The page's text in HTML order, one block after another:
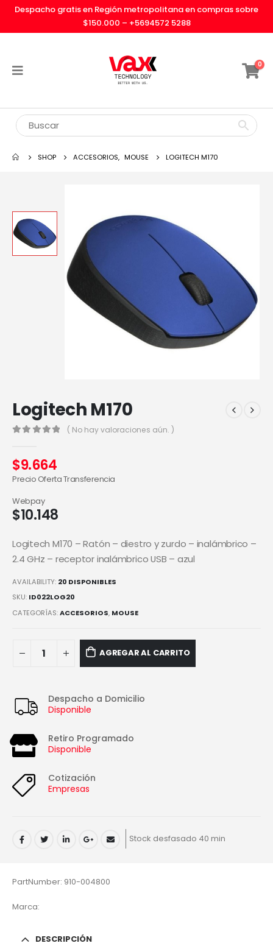
Despacho gratis en Región metropolitana en compras sobre
$150.000 – +5694572 5288
0
SHOP ACCESORIOS, MOUSE LOGITECH M170
Logitech M170
( No hay valoraciones aún. )
$9.664
Precio Oferta Transferencia
$10.148
Webpay
Logitech M170 – Ratón – diestro y zurdo – inalámbrico –
2.4 GHz – receptor inalámbrico USB – azul
AVAILABILITY: 20 DISPONIBLES
SKU: ID022LOG20
CATEGORÍAS:ACCESORIOS, MOUSE
AGREGAR AL CARRITO
Despacho a Domicilio
Disponible
Retiro Programado
Disponible
Cotización
Empresas
Stock desfasado 40 min
PartNumber: 910-004800
Marca:
DESCRIPCIÓN